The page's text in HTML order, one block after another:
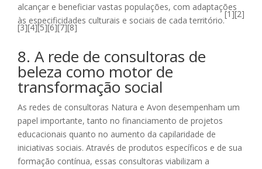
alcançar e beneficiar vastas populações, com adaptações
às especificidades culturais e sociais de cada território.
[1][2]
[3][4][5][6][7][8]
8. A rede de consultoras de
beleza como motor de
transformação social
As redes de consultoras Natura e Avon desempenham um
papel importante, tanto no financiamento de projetos
educacionais quanto no aumento da capilaridade de
iniciativas sociais. Através de produtos específicos e de sua
formação contínua, essas consultoras viabilizam a